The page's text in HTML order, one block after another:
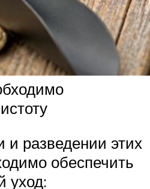
разведении этих
обеспечить
уход: